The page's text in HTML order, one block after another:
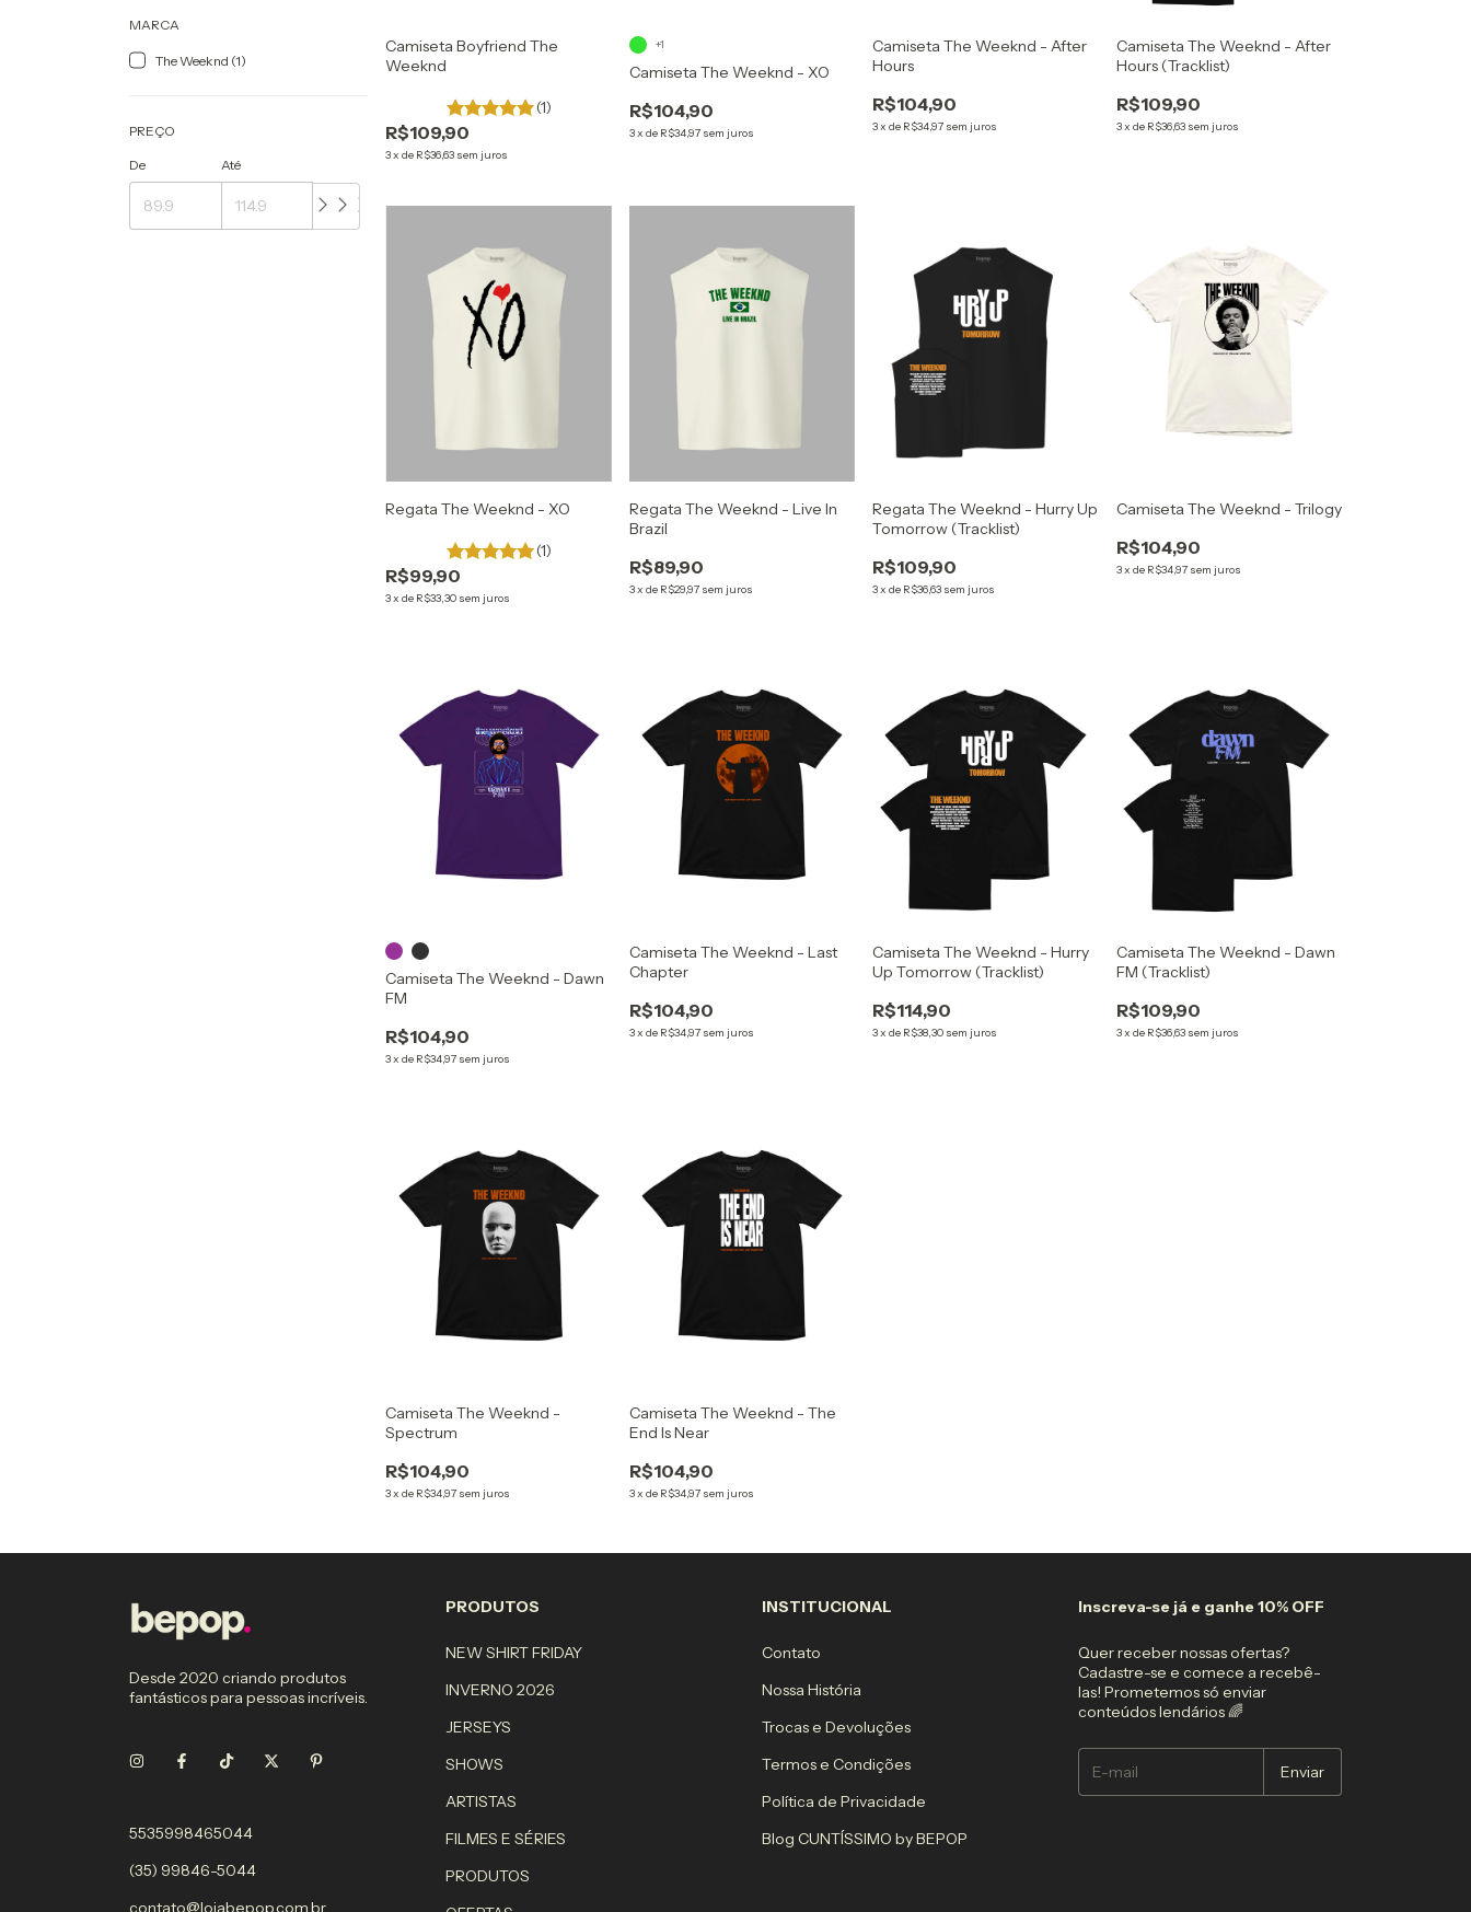
MARCA
The Weeknd (1)
PREÇO
De Até
Camiseta Boyfriend The
Weeknd
(1)
R$109,90
3xde R$36,63 sem juros
Camiseta The Weeknd - XO
R$104,90
3x de R$34,97 sem juros
+1
Camiseta The Weeknd - After
Hours
R$104,90
3xde R$34,97 sem juros
Camiseta The Weeknd - After
Hours (Tracklist)
R$109,90
3x de R$36,63 sem juros
Regata The Weeknd - XO
(1)
R$99,90
3xde R$33,30 sem juros
Regata The Weeknd - Live In
Brazil
R$89,90
3x de R$29,97 sem juros
Regata The Weeknd - Hurry Up
Tomorrow (Tracklist)
R$109,90
3xde R$36,63 sem juros
Camiseta The Weeknd - Trilogy
R$104,90
3x de R$34,97 sem juros
Camiseta The Weeknd - Dawn
FM
R$104,90
3xde R$34,97 sem juros
Camiseta The Weeknd - Last
Chapter
R$104,90
3x de R$34,97 sem juros
Camiseta The Weeknd - Hurry
Up Tomorrow (Tracklist)
R$114,90
3xde R$38,30 sem juros
Camiseta The Weeknd - Dawn
FM (Tracklist)
R$109,90
3x de R$36,63 sem juros
Camiseta The Weeknd -
Spectrum
R$104,90
3xde R$34,97 sem juros
Camiseta The Weeknd - The
End Is Near
R$104,90
3x de R$34,97 sem juros
Desde 2020 criando produtos
fantásticos para pessoas incríveis.
5535998465044
(35) 99846-5044
contato@lojabepop.com.br
PRODUTOS
NEW SHIRT FRIDAY
INVERNO 2026
JERSEYS
SHOWS
ARTISTAS
FILMES E SÉRIES
PRODUTOS
INSTITUCIONAL
Contato
Nossa História
Trocas e Devoluções
Termos e Condições
Política de Privacidade
Blog CUNTÍSSIMO by BEPOP
Inscreva-se já e ganhe 10% OFF
Quer receber nossas ofertas?
Cadastre-se e comece a recebê-
las! Prometemos só enviar
conteúdos lendários 🌈